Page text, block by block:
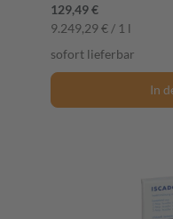
129,49 €
9.249,29 € / 1 l
sofort lieferbar
In